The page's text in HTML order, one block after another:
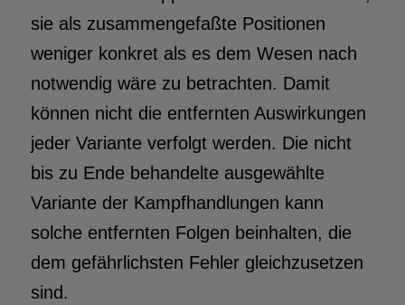
sie als zusammengefaßte Positionen
weniger konkret als es dem Wesen nach
notwendig wäre zu betrachten. Damit
können nicht die entfernten Auswirkungen
jeder Variante verfolgt werden. Die nicht
bis zu Ende behandelte ausgewählte
Variante der Kampfhandlungen kann
solche entfernten Folgen beinhalten, die
dem gefährlichsten Fehler gleichzusetzen
sind.